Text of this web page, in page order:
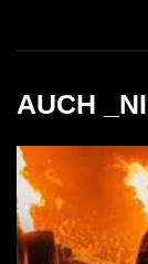
AUCH